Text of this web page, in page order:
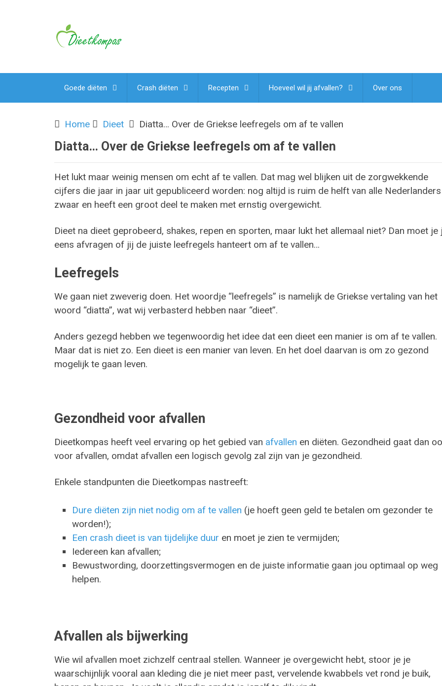
Goede diëten Crash diëten Recepten Hoeveel wil jij afvallen? Over ons
Home Dieet Diatta… Over de Griekse leefregels om af te vallen
Diatta… Over de Griekse leefregels om af te vallen
Het lukt maar weinig mensen om echt af te vallen. Dat mag wel blijken uit de zorgwekkende
cijfers die jaar in jaar uit gepubliceerd worden: nog altijd is ruim de helft van alle
zwaar en heeft een groot deel te maken met ernstig overgewicht.
Dieet na dieet geprobeerd, shakes, repen en sporten, maar lukt het allemaal niet? Dan moet je
eens afvragen of jij de juiste leefregels hanteert om af te vallen…
Leefregels
We gaan niet zweverig doen. Het woordje “leefregels” is namelijk de Griekse vertaling van het
woord “diatta”, wat wij verbasterd hebben naar “dieet”.
Anders gezegd hebben we tegenwoordig het idee dat een dieet een manier is om af te vallen.
Maar dat is niet zo. Een dieet is een manier van leven. En het doel daarvan is om zo gezond
mogelijk te gaan leven.
Gezondheid voor afvallen
Dieetkompas heeft veel ervaring op het gebied van afvallen en diëten. Gezondheid gaat dan
voor afvallen, omdat afvallen een logisch gevolg zal zijn van je gezondheid.
Enkele standpunten die Dieetkompas nastreeft:
Dure diëten zijn niet nodig om af te vallen (je hoeft geen geld te betalen om gezonder te
worden!);
Een crash dieet is van tijdelijke duur en moet je zien te vermijden;
Iedereen kan afvallen;
Bewustwording, doorzettingsvermogen en de juiste informatie gaan jou optimaal op weg
helpen.
Afvallen als bijwerking
Wie wil afvallen moet zichzelf centraal stellen. Wanneer je overgewicht hebt, stoor je je
waarschijnlijk vooral aan kleding die je niet meer past, vervelende kwabbels vet rond je buik,